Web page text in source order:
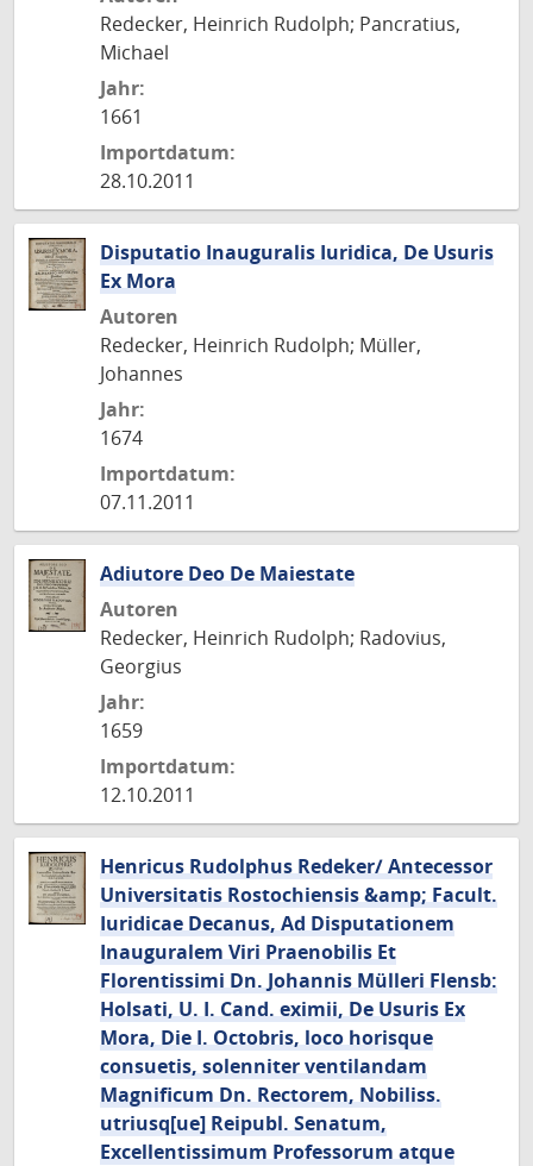
Redecker, Heinrich Rudolph; Pancratius,
Michael
Jahr:
1661
Importdatum:
28.10.2011
Disputatio Inauguralis Iuridica, De Usuris
Ex Mora
Autoren
Redecker, Heinrich Rudolph; Müller,
Johannes
Jahr:
1674
Importdatum:
07.11.2011
Adiutore Deo De Maiestate
Autoren
Redecker, Heinrich Rudolph; Radovius,
Georgius
Jahr:
1659
Importdatum:
12.10.2011
Henricus Rudolphus Redeker/ Antecessor
Universitatis Rostochiensis &amp; Facult.
Iuridicae Decanus, Ad Disputationem
Inauguralem Viri Praenobilis Et
Florentissimi Dn. Johannis Mülleri Flensb:
Holsati, U. I. Cand. eximii, De Usuris Ex
Mora, Die I. Octobris, loco horisque
consuetis, solenniter ventilandam
Magnificum Dn. Rectorem, Nobiliss.
utriusq[ue] Reipubl. Senatum,
Excellentissimum Professorum atque